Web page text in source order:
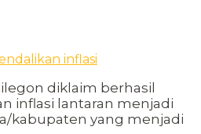
diklaim berhasil
inflasi lantaran menjadi
kabupaten yang menjadi